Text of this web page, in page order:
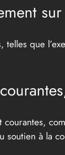
telles que
courantes,
soutien à la